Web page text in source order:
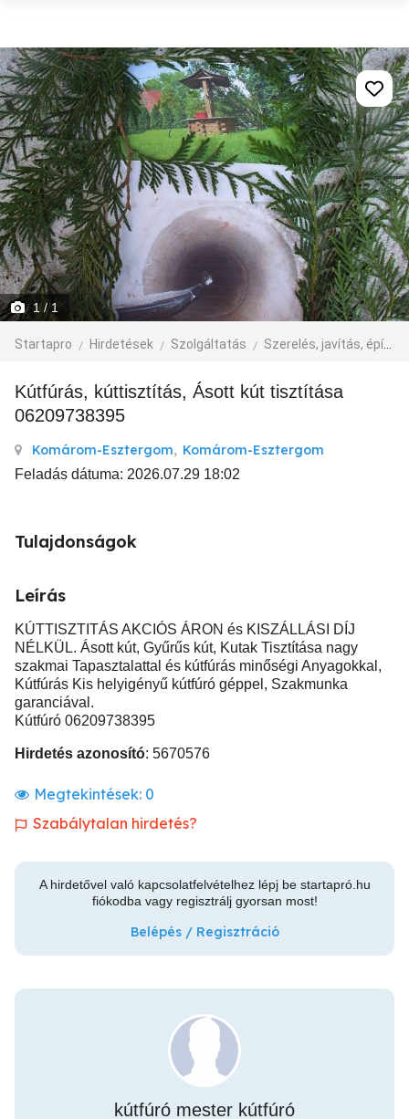
1 / 1
Startapro Hirdetések Szolgáltatás Szerelés, javítás, építkezés
Kútfúrás, kúttisztítás, Ásott kút tisztítása
06209738395
Komárom-Esztergom, Komárom-Esztergom
Feladás dátuma: 2026.07.29 18:02
Tulajdonságok
Leírás
KÚTTISZTITÁS AKCIÓS ÁRON és KISZÁLLÁSI DÍJ
NÉLKÜL. Ásott kút, Gyűrűs kút, Kutak Tisztítása nagy
szakmai Tapasztalattal és kútfúrás minőségi Anyagokkal,
Kútfúrás Kis helyigényű kútfúró géppel, Szakmunka
garanciával.
Kútfúró 06209738395
Hirdetés azonosító: 5670576
Megtekintések: 0
Szabálytalan hirdetés?
A hirdetővel való kapcsolatfelvételhez lépj be startapró.hu
fiókodba vagy regisztrálj gyorsan most!
Belépés / Regisztráció
kútfúró mester kútfúró